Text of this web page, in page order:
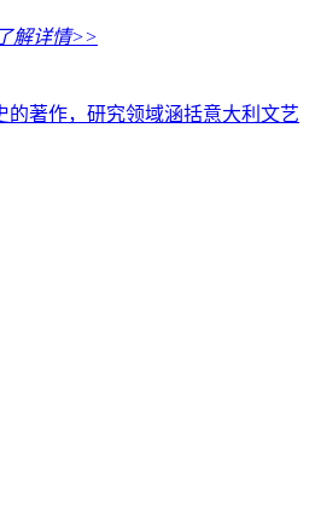
了解详情>>
的著作，研究领域涵括意大利文艺